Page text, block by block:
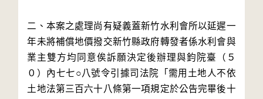
二、本案之處理尚有疑義蓋新竹水利會所以延遲一
年未將補償地價撥交新竹縣政府轉發者係水利會與
業主雙方均同意俟訴願決定後辦理與鈞院臺（５
０）內七七○八號令引據司法院「需用土地人不依
土地法第三百六十八條第一項規定於公告完畢後十